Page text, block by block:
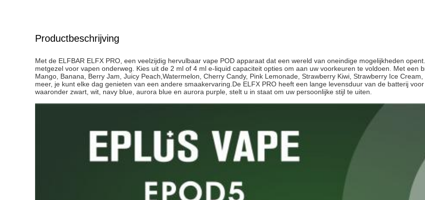
Productbeschrijving
Met de ELFBAR ELFX PRO, een veelzijdig hervulbaar vape POD apparaat dat een wereld van oneindige mogelijkheden
metgezel voor vapen onderweg. Kies uit de 2 ml of 4 ml e-liquid capaciteit opties om aan uw voorkeuren te voldoen. Met een
Mango, Banana, Berry Jam, Juicy Peach,Watermelon, Cherry Candy, Pink Lemonade, Strawberry Kiwi, Strawberry Ice
meer, je kunt elke dag genieten van een andere smaakervaring.De ELFX PRO heeft een lange levensduur van de batterij
waaronder zwart, wit, navy blue, aurora blue en aurora purple, stelt u in staat om uw persoonlijke stijl te uiten.